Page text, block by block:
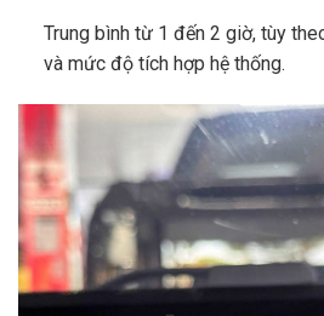
Trung bình từ 1 đến 2 giờ, tùy
và mức độ tích hợp hệ thống.